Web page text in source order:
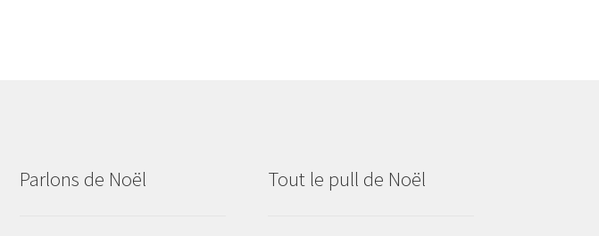
Parlons de Noël Tout le pull de Noël